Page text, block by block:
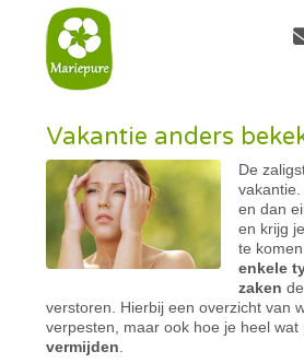
Vakantie anders
De
vakantie.
en dan
en krijg
te
enkele
zaken
verstoren. Hierbij een overzicht van
verpesten, maar ook hoe je heel wat
vermijden